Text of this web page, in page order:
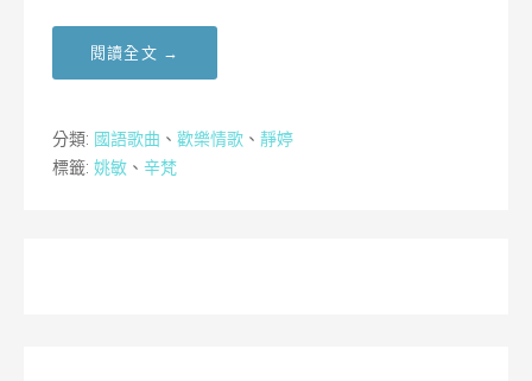
閱讀全文 →
分類: 國語歌曲 、 歡樂情歌 、 靜婷
標籤: 姚敏 、 辛梵